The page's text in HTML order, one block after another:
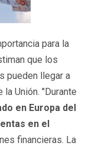
para la
que los
pueden llegar a
la Unión. "Durante
en Europa del
en el
financieras. La